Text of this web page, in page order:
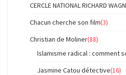
CERCLE NATIONAL RICHARD
Chacun cherche son film(3)
Christian de Moliner(88)
Islamisme radical : comment
Jasmine Catou détective(16)